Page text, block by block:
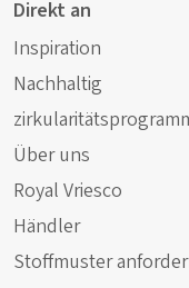
Direkt an
Inspiration
Nachhaltig
Über uns
Royal Vriesco
Händler
Stoffmuster